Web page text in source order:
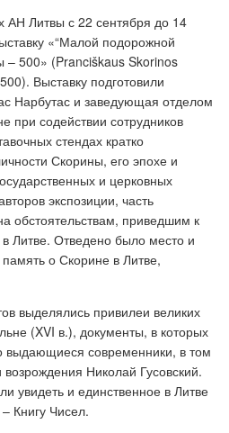
АН Литвы с 22 сентября до 14
«“Малой подорожной
– 500» (Pranciškaus Skorinos
Выставку подготовили
Нарбутас и заведующая отделом
при содействии сотрудников
стендах кратко
Скорины, его эпохе и
и церковных
экспозиции, часть
обстоятельствам, приведшим к
Литве. Отведено было место и
о Скорине в Литве,
выделялись привилеи великих
(XVI в.), документы, в которых
выдающиеся современники, в том
Николай Гусовский.
увидеть и единственное в Литве
Книгу Чисел.